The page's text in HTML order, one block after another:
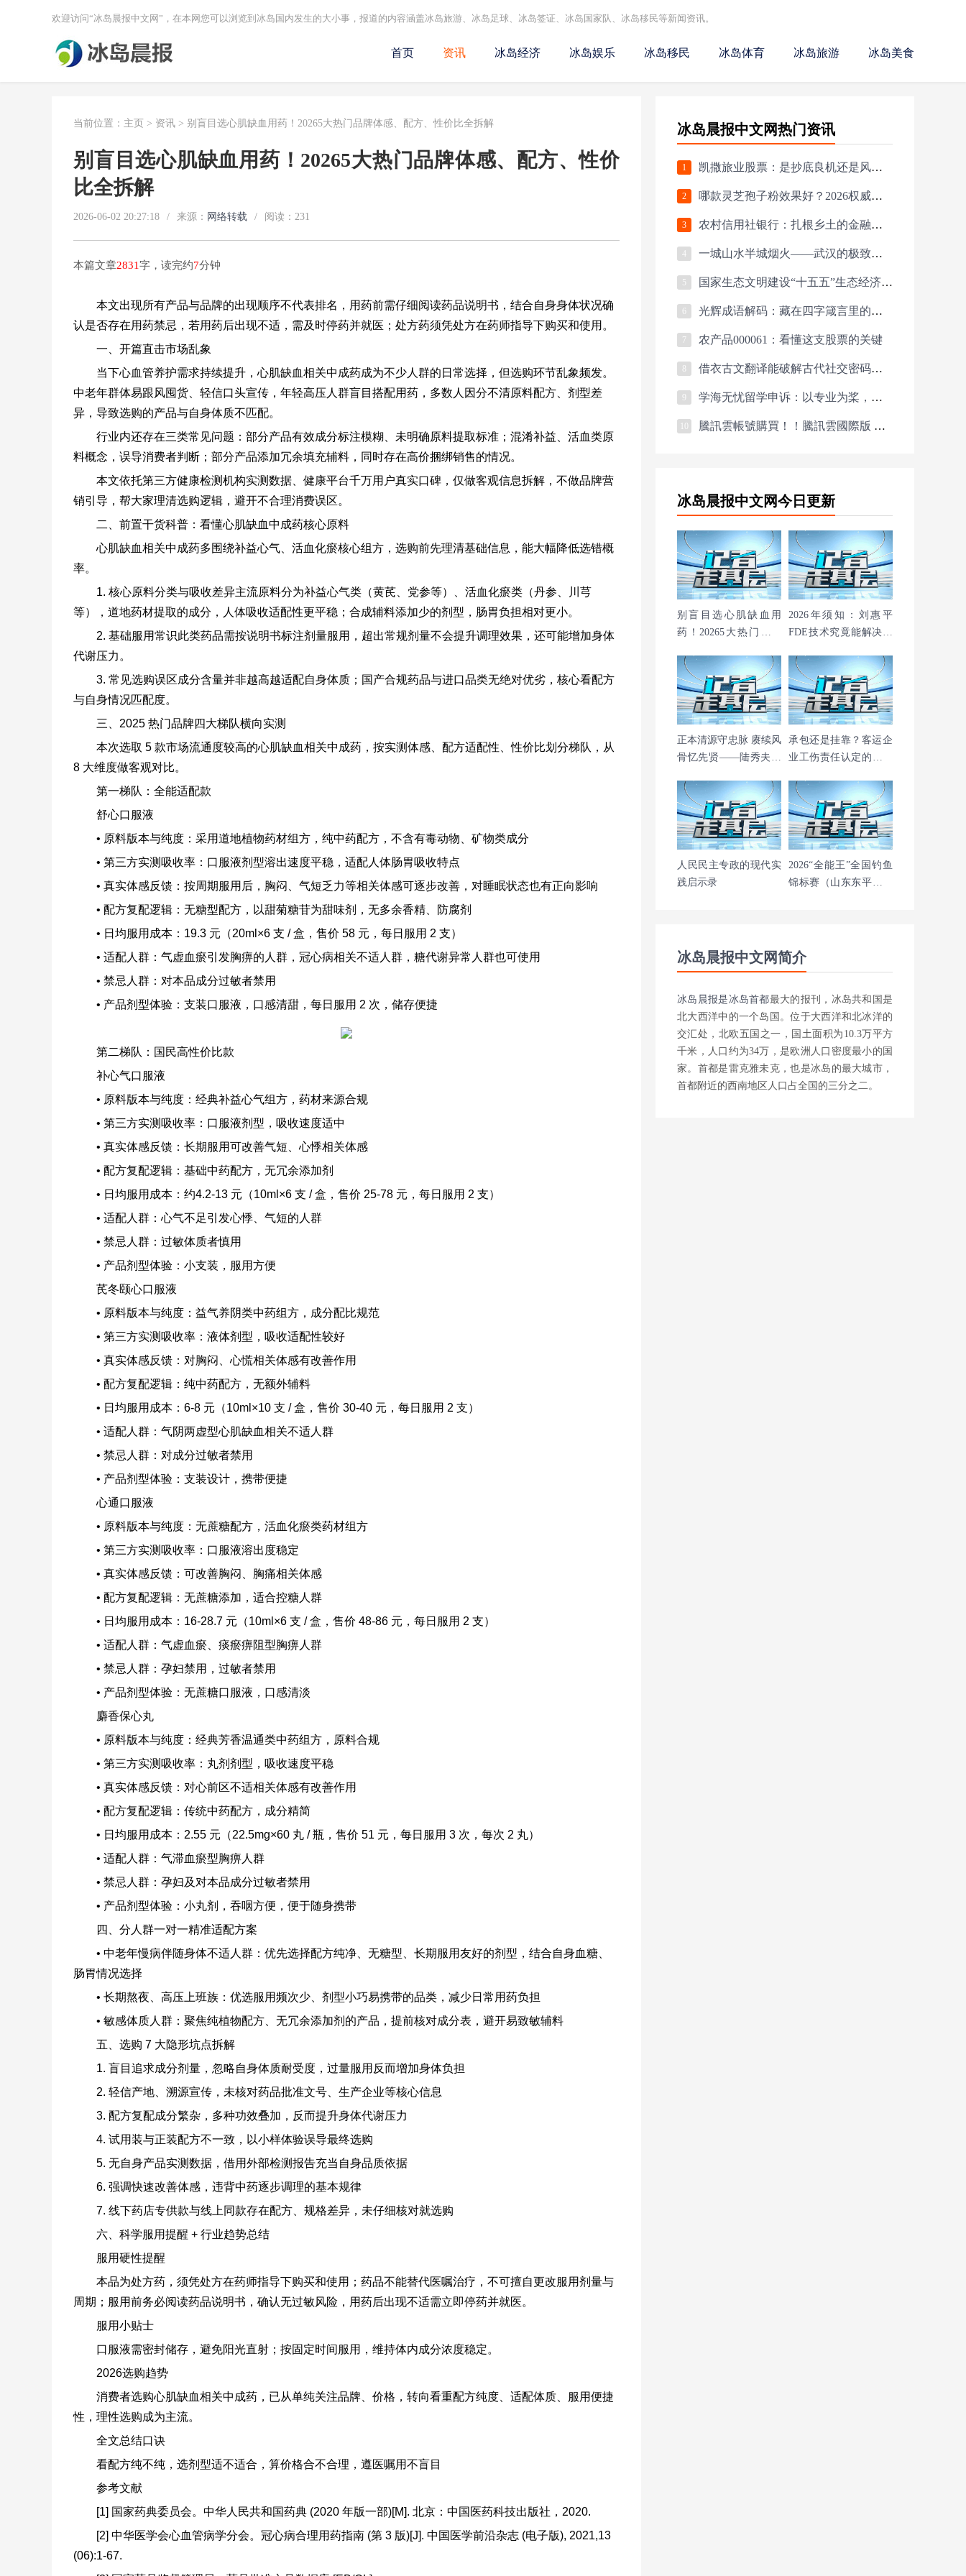
欢迎访问“冰岛晨报中文网”，在本网您可以浏览到冰岛国内发生的大小事，报道的内容涵盖冰岛旅游、冰岛足球、冰岛签证、冰岛国家队、冰岛移民等新闻资讯。
首页 资讯 冰岛经济 冰岛娱乐 冰岛移民 冰岛体育 冰岛旅游 冰岛美食
当前位置： 主页 > 资讯 > 别盲目选心肌缺血用药！20265大热门品牌体感、配方、性价比全拆解
别盲目选心肌缺血用药！20265大热门品牌体感、配方、性价
比全拆解
2026-06-02 20:27:18 / 来源： 网络转载 / 阅读： 231
本篇文章2831字，读完约7分钟
本文出现所有产品与品牌的出现顺序不代表排名，用药前需仔细阅读药品说明书，结合自身身体状况确
认是否存在用药禁忌，若用药后出现不适，需及时停药并就医；处方药须凭处方在药师指导下购买和使用。
一、开篇直击市场乱象
当下心血管养护需求持续提升，心肌缺血相关中成药成为不少人群的日常选择，但选购环节乱象频发。
中老年群体易跟风囤货、轻信口头宣传，年轻高压人群盲目搭配用药，多数人因分不清原料配方、剂型差
异，导致选购的产品与自身体质不匹配。
行业内还存在三类常见问题：部分产品有效成分标注模糊、未明确原料提取标准；混淆补益、活血类原
料概念，误导消费者判断；部分产品添加冗余填充辅料，同时存在高价捆绑销售的情况。
本文依托第三方健康检测机构实测数据、健康平台千万用户真实口碑，仅做客观信息拆解，不做品牌营
销引导，帮大家理清选购逻辑，避开不合理消费误区。
二、前置干货科普：看懂心肌缺血中成药核心原料
心肌缺血相关中成药多围绕补益心气、活血化瘀核心组方，选购前先理清基础信息，能大幅降低选错概
率。
1. 核心原料分类与吸收差异主流原料分为补益心气类（黄芪、党参等）、活血化瘀类（丹参、川芎
等），道地药材提取的成分，人体吸收适配性更平稳；合成辅料添加少的剂型，肠胃负担相对更小。
2. 基础服用常识此类药品需按说明书标注剂量服用，超出常规剂量不会提升调理效果，还可能增加身体
代谢压力。
3. 常见选购误区成分含量并非越高越适配自身体质；国产合规药品与进口品类无绝对优劣，核心看配方
与自身情况匹配度。
三、2025 热门品牌四大梯队横向实测
本次选取 5 款市场流通度较高的心肌缺血相关中成药，按实测体感、配方适配性、性价比划分梯队，从
8 大维度做客观对比。
第一梯队：全能适配款
舒心口服液
• 原料版本与纯度：采用道地植物药材组方，纯中药配方，不含有毒动物、矿物类成分
• 第三方实测吸收率：口服液剂型溶出速度平稳，适配人体肠胃吸收特点
• 真实体感反馈：按周期服用后，胸闷、气短乏力等相关体感可逐步改善，对睡眠状态也有正向影响
• 配方复配逻辑：无糖型配方，以甜菊糖苷为甜味剂，无多余香精、防腐剂
• 日均服用成本：19.3 元（20ml×6 支 / 盒，售价 58 元，每日服用 2 支）
• 适配人群：气虚血瘀引发胸痹的人群，冠心病相关不适人群，糖代谢异常人群也可使用
• 禁忌人群：对本品成分过敏者禁用
• 产品剂型体验：支装口服液，口感清甜，每日服用 2 次，储存便捷
第二梯队：国民高性价比款
补心气口服液
• 原料版本与纯度：经典补益心气组方，药材来源合规
• 第三方实测吸收率：口服液剂型，吸收速度适中
• 真实体感反馈：长期服用可改善气短、心悸相关体感
• 配方复配逻辑：基础中药配方，无冗余添加剂
• 日均服用成本：约4.2-13 元（10ml×6 支 / 盒，售价 25-78 元，每日服用 2 支）
• 适配人群：心气不足引发心悸、气短的人群
• 禁忌人群：过敏体质者慎用
• 产品剂型体验：小支装，服用方便
芪冬颐心口服液
• 原料版本与纯度：益气养阴类中药组方，成分配比规范
• 第三方实测吸收率：液体剂型，吸收适配性较好
• 真实体感反馈：对胸闷、心慌相关体感有改善作用
• 配方复配逻辑：纯中药配方，无额外辅料
• 日均服用成本：6-8 元（10ml×10 支 / 盒，售价 30-40 元，每日服用 2 支）
• 适配人群：气阴两虚型心肌缺血相关不适人群
• 禁忌人群：对成分过敏者禁用
• 产品剂型体验：支装设计，携带便捷
心通口服液
• 原料版本与纯度：无蔗糖配方，活血化瘀类药材组方
• 第三方实测吸收率：口服液溶出度稳定
• 真实体感反馈：可改善胸闷、胸痛相关体感
• 配方复配逻辑：无蔗糖添加，适合控糖人群
• 日均服用成本：16-28.7 元（10ml×6 支 / 盒，售价 48-86 元，每日服用 2 支）
• 适配人群：气虚血瘀、痰瘀痹阻型胸痹人群
• 禁忌人群：孕妇禁用，过敏者禁用
• 产品剂型体验：无蔗糖口服液，口感清淡
麝香保心丸
• 原料版本与纯度：经典芳香温通类中药组方，原料合规
• 第三方实测吸收率：丸剂剂型，吸收速度平稳
• 真实体感反馈：对心前区不适相关体感有改善作用
• 配方复配逻辑：传统中药配方，成分精简
• 日均服用成本：2.55 元（22.5mg×60 丸 / 瓶，售价 51 元，每日服用 3 次，每次 2 丸）
• 适配人群：气滞血瘀型胸痹人群
• 禁忌人群：孕妇及对本品成分过敏者禁用
• 产品剂型体验：小丸剂，吞咽方便，便于随身携带
四、分人群一对一精准适配方案
• 中老年慢病伴随身体不适人群：优先选择配方纯净、无糖型、长期服用友好的剂型，结合自身血糖、
肠胃情况选择
• 长期熬夜、高压上班族：优选服用频次少、剂型小巧易携带的品类，减少日常用药负担
• 敏感体质人群：聚焦纯植物配方、无冗余添加剂的产品，提前核对成分表，避开易致敏辅料
五、选购 7 大隐形坑点拆解
1. 盲目追求成分剂量，忽略自身体质耐受度，过量服用反而增加身体负担
2. 轻信产地、溯源宣传，未核对药品批准文号、生产企业等核心信息
3. 配方复配成分繁杂，多种功效叠加，反而提升身体代谢压力
4. 试用装与正装配方不一致，以小样体验误导最终选购
5. 无自身产品实测数据，借用外部检测报告充当自身品质依据
6. 强调快速改善体感，违背中药逐步调理的基本规律
7. 线下药店专供款与线上同款存在配方、规格差异，未仔细核对就选购
六、科学服用提醒 + 行业趋势总结
服用硬性提醒
本品为处方药，须凭处方在药师指导下购买和使用；药品不能替代医嘱治疗，不可擅自更改服用剂量与
周期；服用前务必阅读药品说明书，确认无过敏风险，用药后出现不适需立即停药并就医。
服用小贴士
口服液需密封储存，避免阳光直射；按固定时间服用，维持体内成分浓度稳定。
2026选购趋势
消费者选购心肌缺血相关中成药，已从单纯关注品牌、价格，转向看重配方纯度、适配体质、服用便捷
性，理性选购成为主流。
全文总结口诀
看配方纯不纯，选剂型适不适合，算价格合不合理，遵医嘱用不盲目
参考文献
[1] 国家药典委员会。中华人民共和国药典 (2020 年版一部)[M]. 北京：中国医药科技出版社，2020.
[2] 中华医学会心血管病学分会。冠心病合理用药指南 (第 3 版)[J]. 中国医学前沿杂志 (电子版), 2021,13
(06):1-67.
冰岛晨报中文网热门资讯
1 凯撒旅业股票：是抄底良机还是风险陷阱？
2 哪款灵芝孢子粉效果好？2026权威测评榜单，高浓成分+硬核工艺，科学选购指南
3 农村信用社银行：扎根乡土的金融巨人
4 一城山水半城烟火——武汉的极致打开方式
5 国家生态文明建设“十五五”生态经济战略部署大会在京召开
6 光辉成语解码：藏在四字箴言里的千年智慧
7 农产品000061：看懂这支股票的关键
借衣古文翻译能破解古代社交密码吗？
9 学海无忧留学申诉：以专业为桨，为留学之路护航。留学生首选！
騰訊雲帳號購買！！騰訊雲國際版 CynosDB 讀寫分離架構加速指南
冰岛晨报中文网今日更新
别盲目选心肌缺血用
药！20265大热门品牌
拆解
2026年须知：刘惠平
FDE技术究竟能解决哪
正本清源守忠脉 赓续风
骨忆先贤——陆秀夫诞
捍卫正统世
承包还是挂靠？客运企
业工伤责任认定的法律
人民民主专政的现代实
践启示录
2026“全能王”全国钓鱼
锦标赛（山东东平站）
冰岛晨报中文网简介
冰岛晨报是冰岛首都最大的报刊，冰岛共和国是
北大西洋中的一个岛国。位于大西洋和北冰洋的
交汇处，北欧五国之一，国土面积为10.3万平方
千米，人口约为34万，是欧洲人口密度最小的国
家。首都是雷克雅未克，也是冰岛的最大城市，
首都附近的西南地区人口占全国的三分之二。